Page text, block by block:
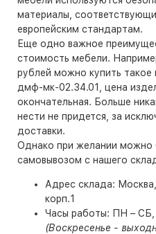
материалы,
европейским стандартам.
Еще одно важное
стоимость мебели.
рублей можно купить такое
дмф-мк-02.34.01, цена
окончательная. Больше
нести не придется, за
доставки.
Однако при желании можно
самовывозом с нашего
Адрес склада:
корп.1
Часы работы: ПН –
(Воскресенье -